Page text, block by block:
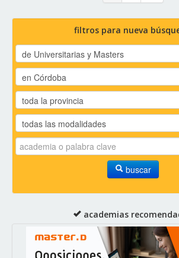
filtros para nueva
buscar
academias